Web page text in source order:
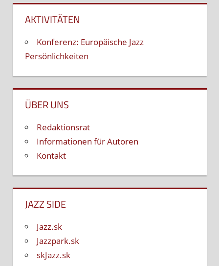
AKTIVITÄTEN
Konferenz: Europäische Jazz
Persönlichkeiten
ÜBER UNS
Redaktionsrat
Informationen für Autoren
Kontakt
JAZZ SIDE
Jazz.sk
Jazzpark.sk
skJazz.sk